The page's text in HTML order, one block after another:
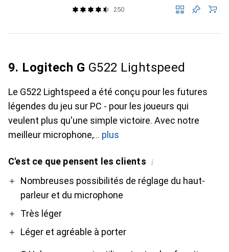
250
9. Logitech G G522 Lightspeed
Le G522 Lightspeed a été conçu pour les futures
légendes du jeu sur PC - pour les joueurs qui
veulent plus qu'une simple victoire. Avec notre
meilleur microphone,
plus
C'est ce que pensent les clients i
ProNombreuses possibilités de réglage du haut-
parleur et du microphone
Très léger
Léger et agréable à porter
Contre